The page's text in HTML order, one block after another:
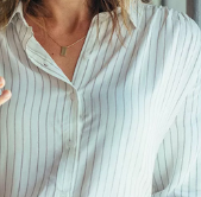
i pravilima